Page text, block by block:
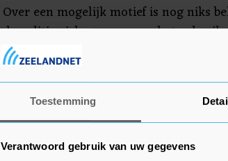
Toestemming
Verantwoord gebruik van uw gegevens
Over een mogelijk motief is nog niks
de politie zich zorgen over het
in Limburg. "In de buurlanden België
deze wapens vrij verkrijgbaar, hier zijn
aldus de woordvoerder van de politie.
vaker last van."